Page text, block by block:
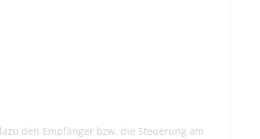
den Empfänger bzw. die Steuerung am